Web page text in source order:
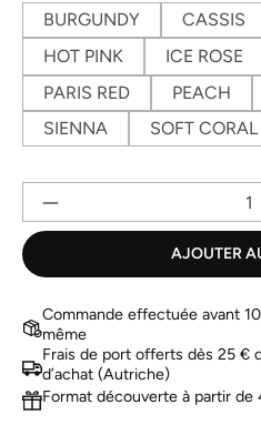
BURGUNDY CASSIS
HOT PINK
ICE ROSE
PARIS RED
PEACH
SIENNA
SOFT CORAL
AJOUTER
Commande effectuée avant
même
Frais de port offerts dès 25 €
d’achat (Autriche)
Format découverte à partir de